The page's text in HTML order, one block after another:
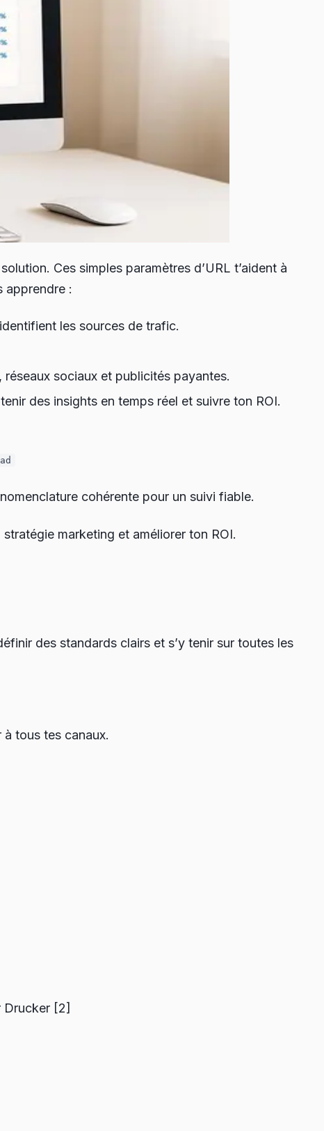
Ces simples paramètres d’URL t’aident à
apprendre :
les sources de trafic.
sociaux et publicités payantes.
des insights en temps réel et suivre ton ROI.
cohérente pour un suivi fiable.
marketing et améliorer ton ROI.
des standards clairs et s’y tenir sur toutes les
tous tes canaux.
Drucker [2]